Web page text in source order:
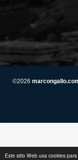
Este sitio Web usa cookies
©2026